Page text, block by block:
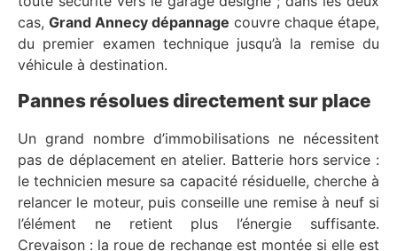
cas, Grand Annecy dépannage couvre chaque étape,
du premier examen technique jusqu’à la remise du
véhicule à destination.
Pannes résolues directement sur place
Un grand nombre d’immobilisations ne nécessitent
pas de déplacement en atelier. Batterie hors service :
le technicien mesure sa capacité résiduelle, cherche à
relancer le moteur, puis conseille une remise à neuf si
l’élément ne retient plus l’énergie suffisante.
Crevaison : la roue de rechange est montée si elle est